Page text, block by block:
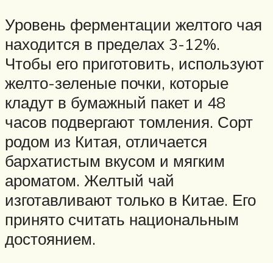
Уровень ферментации желтого чая
находится в пределах 3-12%.
Чтобы его приготовить, используют
желто-зеленые почки, которые
кладут в бумажный пакет и 48
часов подвергают томления. Сорт
родом из Китая, отличается
бархатистым вкусом и мягким
ароматом. Желтый чай
изготавливают только в Китае. Его
принято считать национальным
достоянием.